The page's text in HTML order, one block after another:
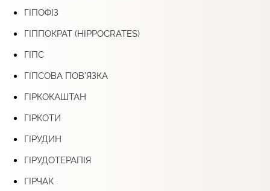
ГІПОФІЗ
ГІППОКРАТ (HIPPOCRATES)
ГІПС
ГІПСОВА ПОВ’ЯЗКА
ГІРКОКАШТАН
ГІРКОТИ
ГІРУДИН
ГІРУДОТЕРАПІЯ
ГІРЧАК